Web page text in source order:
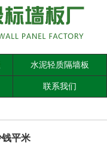
水泥轻质隔墙板
联系我们
钱平米